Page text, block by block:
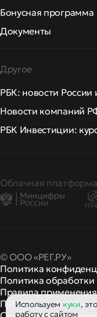
Бонусная программа
Документы
Другое
РБК: новости России
Новости компаний
РБК Инвестиции:
Облачная
© ООО «РЕГ.РУ»
Политика
Политика
Правила
Правила пользования
Используем куки,
работу с сайтом